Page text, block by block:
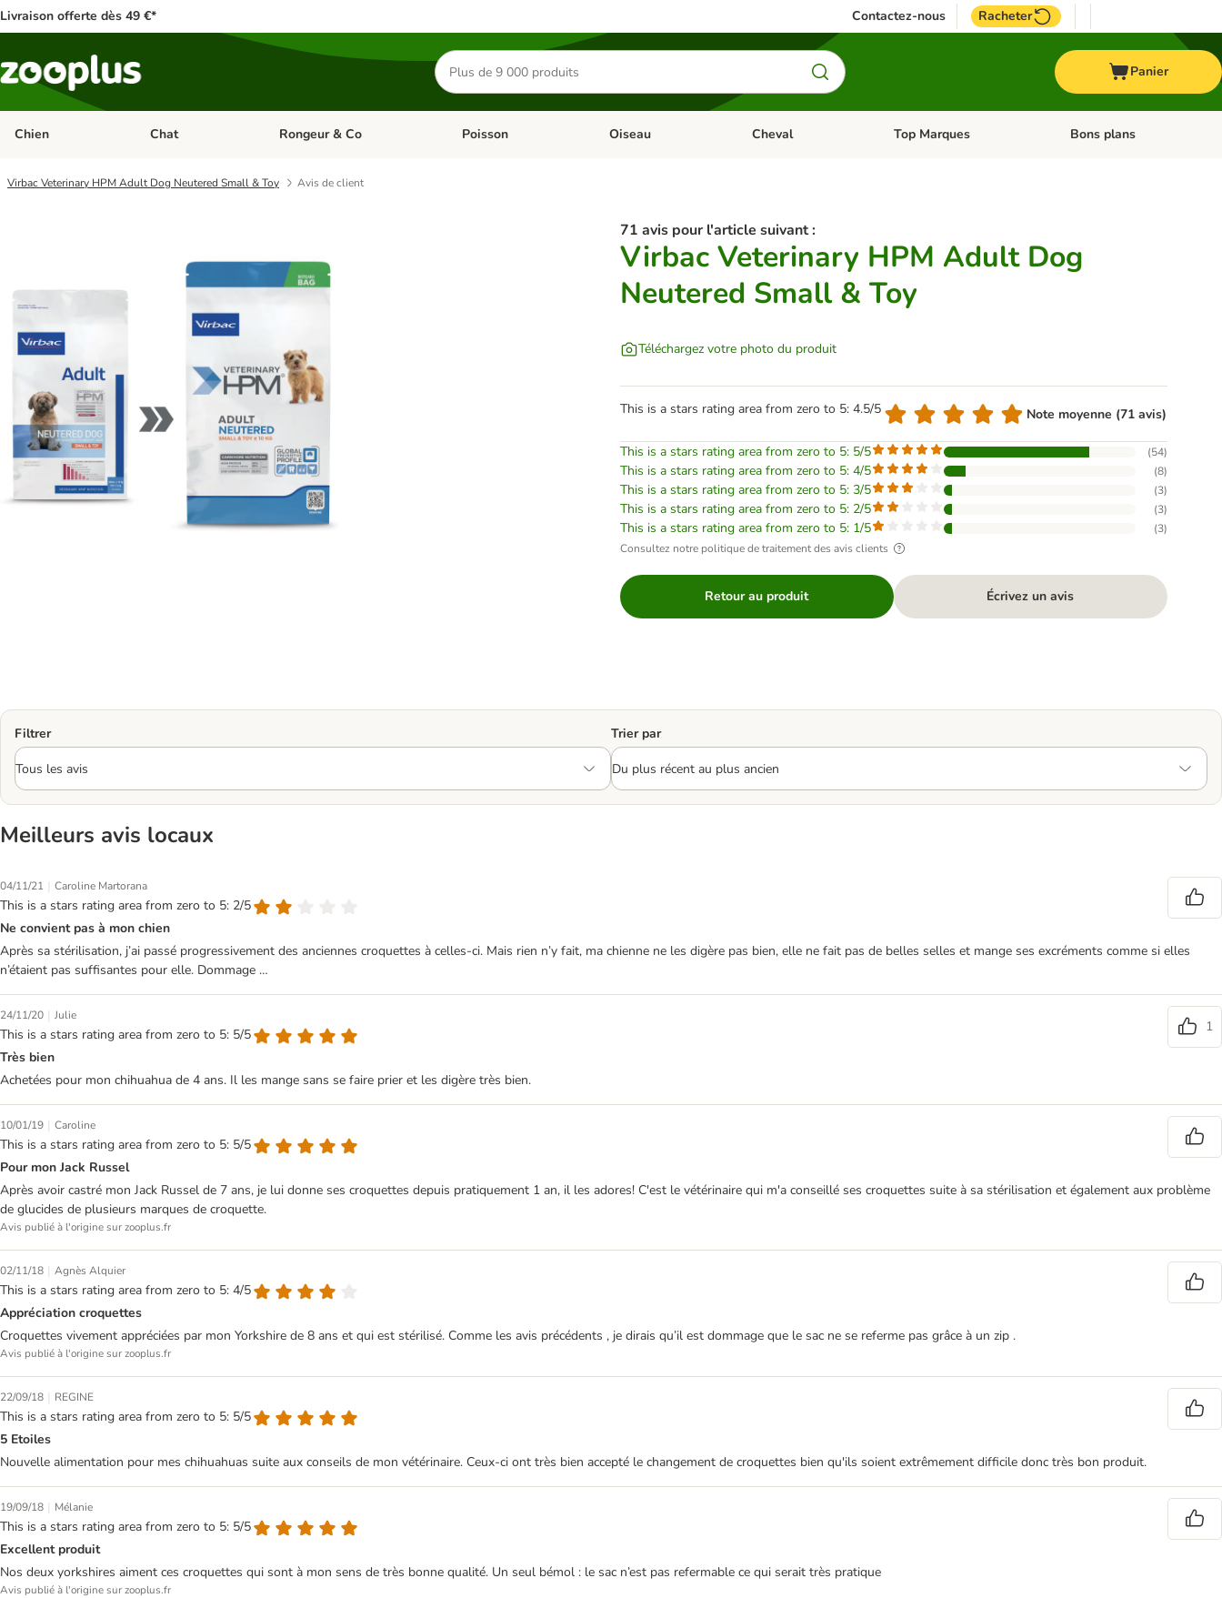
Livraison offerte dès 49 €* Contactez-nous Racheter
Rechercher
des
produits
Panier
Chien Dérouler les catégories: Chien
Chat Dérouler les catégories: Chat
Rongeur & Co Dérouler les catégories: Rongeur & Co
Poisson Dérouler les catégories: Poisson
Oiseau Dérouler les catégories: Oiseau
Cheval Dérouler les catégories: Cheval
Top Marques Dérouler les catégories: Top
Bons plans
Virbac Veterinary HPM Adult Dog Neutered Small & Toy Avis de client
71 avis pour l'article suivant :
Virbac Veterinary HPM Adult Dog
Neutered Small & Toy
Téléchargez votre photo du produit
This is a stars rating area from zero to 5: 4.5/5 Note moyenne (71 avis)
This is a stars rating area from zero to 5: 5/5 (54)
This is a stars rating area from zero to 5: 4/5 (8)
This is a stars rating area from zero to 5: 3/5 (3)
This is a stars rating area from zero to 5: 2/5 (3)
This is a stars rating area from zero to 5: 1/5 (3)
Consultez notre politique de traitement des avis clients
Retour au produit Écrivez un avis
Filtrer Trier par
Meilleurs avis locaux
04/11/21 | Caroline Martorana
This is a stars rating area from zero to 5: 2/5
Ne convient pas à mon chien
Après sa stérilisation, j’ai passé progressivement des anciennes croquettes à celles-ci. Mais rien n’y fait, ma chienne ne les digère pas bien, elle ne fait pas de belles selles et mange ses excréments comme si elles
n’étaient pas suffisantes pour elle. Dommage …
24/11/20 | Julie
This is a stars rating area from zero to 5: 5/5
1
Très bien
Achetées pour mon chihuahua de 4 ans. Il les mange sans se faire prier et les digère très bien.
10/01/19 | Caroline
This is a stars rating area from zero to 5: 5/5
Pour mon Jack Russel
Après avoir castré mon Jack Russel de 7 ans, je lui donne ses croquettes depuis pratiquement 1 an, il les adores! C'est le vétérinaire qui m'a conseillé ses croquettes suite à sa stérilisation et également aux problème
de glucides de plusieurs marques de croquette.
Avis publié à l'origine sur zooplus.fr
02/11/18 | Agnès Alquier
This is a stars rating area from zero to 5: 4/5
Appréciation croquettes
Croquettes vivement appréciées par mon Yorkshire de 8 ans et qui est stérilisé. Comme les avis précédents , je dirais qu’il est dommage que le sac ne se referme pas grâce à un zip .
Avis publié à l'origine sur zooplus.fr
22/09/18 | REGINE
This is a stars rating area from zero to 5: 5/5
5 Etoiles
Nouvelle alimentation pour mes chihuahuas suite aux conseils de mon vétérinaire. Ceux-ci ont très bien accepté le changement de croquettes bien qu'ils soient extrêmement difficile donc très bon produit.
19/09/18 | Mélanie
This is a stars rating area from zero to 5: 5/5
Excellent produit
Nos deux yorkshires aiment ces croquettes qui sont à mon sens de très bonne qualité. Un seul bémol : le sac n’est pas refermable ce qui serait très pratique
Avis publié à l'origine sur zooplus.fr